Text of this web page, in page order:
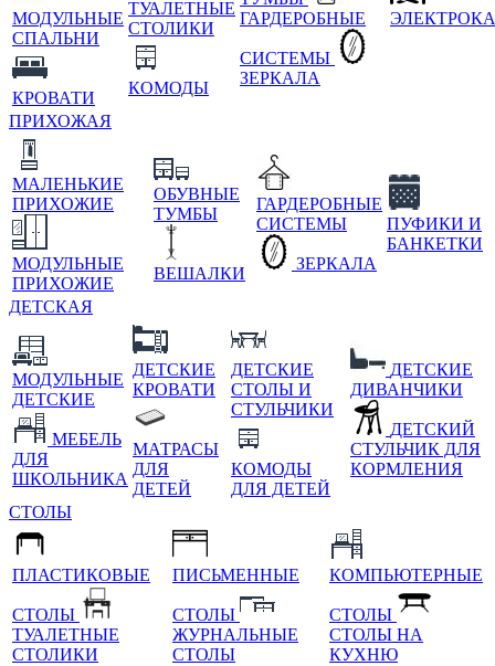
МОДУЛЬНЫЕ
СПАЛЬНИ
КРОВАТИ
ТУАЛЕТНЫЕ
СТОЛИКИ
КОМОДЫ
ГАРДЕРОБНЫЕ
СИСТЕМЫ
ЗЕРКАЛА
ПРИХОЖАЯ
МАЛЕНЬКИЕ
ПРИХОЖИЕ
МОДУЛЬНЫЕ
ПРИХОЖИЕ
ОБУВНЫЕ
ТУМБЫ
ВЕШАЛКИ
ГАРДЕРОБНЫЕ
СИСТЕМЫ
ЗЕРКАЛА
ПУФИКИ И
БАНКЕТКИ
ДЕТСКАЯ
МОДУЛЬНЫЕ
ДЕТСКИЕ
МЕБЕЛЬ
ДЛЯ
ШКОЛЬНИКА
ДЕТСКИЕ
КРОВАТИ
МАТРАСЫ
ДЛЯ
ДЕТЕЙ
ДЕТСКИЕ
СТОЛЫ И
СТУЛЬЧИКИ
КОМОДЫ
ДЛЯ ДЕТЕЙ
ДЕТСКИЕ
ДИВАНЧИКИ
ДЕТСКИЙ
СТУЛЬЧИК ДЛЯ
КОРМЛЕНИЯ
СТОЛЫ
ПЛАСТИКОВЫЕ
СТОЛЫ
ТУАЛЕТНЫЕ
СТОЛИКИ
ПИСЬМЕННЫЕ
СТОЛЫ
ЖУРНАЛЬНЫЕ
СТОЛЫ
КОМПЬЮТЕРНЫЕ
СТОЛЫ
СТОЛЫ НА
КУХНЮ